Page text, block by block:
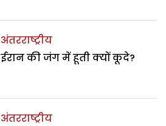
अंतरराष्ट्रीय
ईरान की जंग में हूती क्यों कूदे?
अंतरराष्ट्रीय